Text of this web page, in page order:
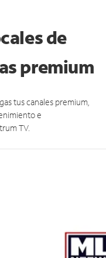
de
premium
tus canales premium,
e
TV.